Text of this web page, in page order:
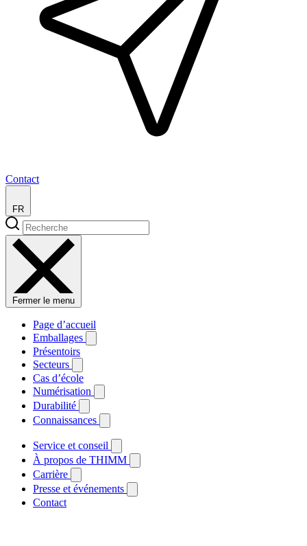
Contact
FR
Fermer le menu
Page d’accueil
Emballages
Présentoirs
Secteurs
Cas d’école
Numérisation
Durabilité
Connaissances
Service et conseil
À propos de THIMM
Carrière
Presse et événements
Contact